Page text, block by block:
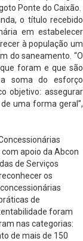
Ponte do Caixão.
o título recebido
em estabelecer
à população um
do saneamento. “O
foram e que são
soma do esforço
objetivo: assegurar
uma forma geral”,
apoio da Abcon
de Serviços
os
de
foram
nas categorias:
de mais de 150